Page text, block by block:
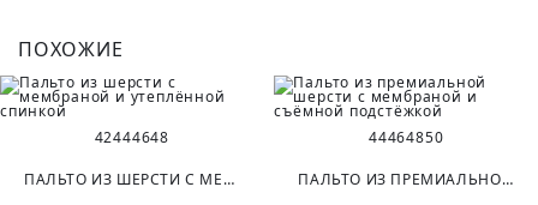
ПОХОЖИЕ
42444648
ПАЛЬТО ИЗ ШЕРСТИ С МЕМБРАНОЙ И УТЕПЛЁННОЙ СПИНКОЙ
44464850
ПАЛЬТО ИЗ ПРЕМИАЛЬНОЙ ШЕРСТИ С МЕМБРАНОЙ И СЪЁМНОЙ ПОДСТЁЖКОЙ